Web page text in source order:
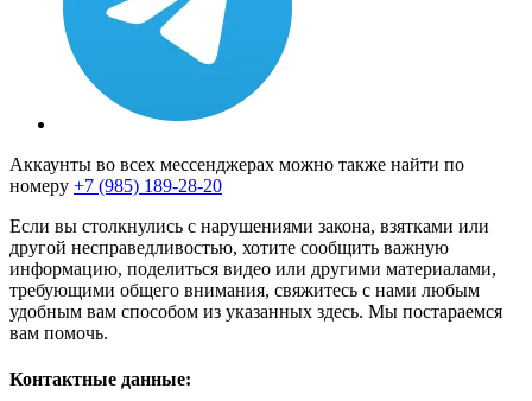
Аккаунты во всех мессенджерах можно также найти по
номеру +7 (985) 189-28-20
Если вы столкнулись с нарушениями закона, взятками или
другой несправедливостью, хотите сообщить важную
информацию, поделиться видео или другими материалами,
требующими общего внимания, свяжитесь с нами любым
удобным вам способом из указанных здесь. Мы постараемся
вам помочь.
Контактные данные: